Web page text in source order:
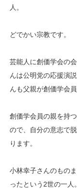
人。
どでかい宗教です。
芸能人に創価学会の
んは公明党の応援演
んも父親が創価学会員
創価学会員の親を持
ので、自分の意志で
ります。
小林幸子さんのもの
ったという2世の一人。